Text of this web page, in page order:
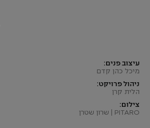
עיצוב פנים:
מיכל כהן קדם
ניהול פרויקט:
הלית קרן
צילום:
PITARO | שרון שטרן